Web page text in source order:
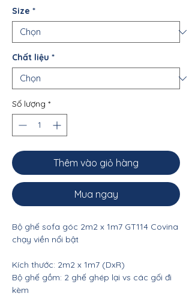
Size *
Chất liệu *
Số lượng *
Thêm vào giỏ hàng
Mua ngay
Bộ ghế sofa góc 2m2 x 1m7 GT114 Covina
chạy viền nổi bật
Kích thước: 2m2 x 1m7 (DxR)
Bộ ghế gồm: 2 ghế ghép lại vs các gối đi
kèm